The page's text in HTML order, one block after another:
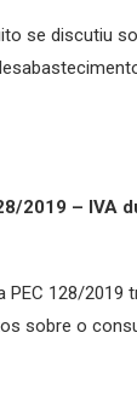
se discutiu
2019 – IVA
PEC 128/
sobre o